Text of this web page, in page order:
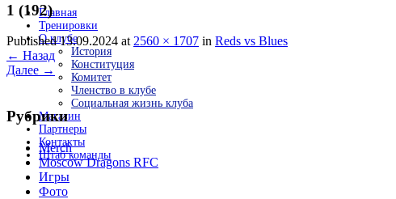
Главная
Тренировки
О клубе
История
Конституция
Комитет
Членство в клубе
Социальная жизнь клуба
Магазин
Партнеры
Контакты
Штаб команды
1 (192)
Published 13.09.2024 at2560 × 1707 in Reds vs Blues
← Назад
Далее →
Рубрики
Merch
Moscow Dragons RFC
Игры
Фото